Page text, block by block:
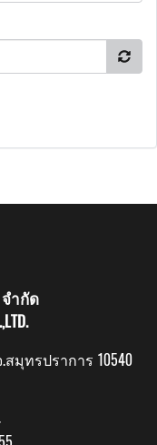
ำกัด
มุทรปราการ 10540